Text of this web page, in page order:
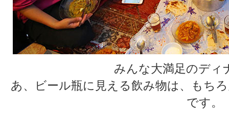
みんな大満足のディ
あ、ビール瓶に見える飲み物は、もち
です。